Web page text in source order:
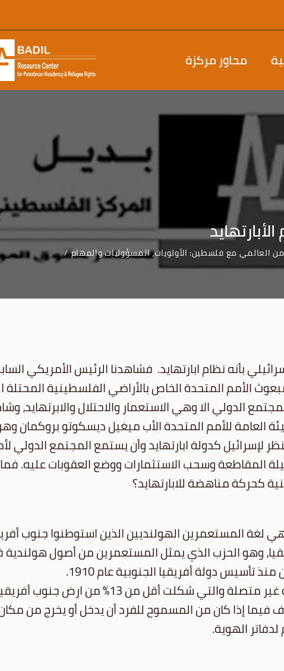
محاور مركزة
بأنه نظام ابارتهايد. فشاهدنا الرئيس الأمريكي
الأمم المتحدة الخاص بالأراضي الفلسطينية
الدولي الا وهي الاستعمار والاحتلال والابرتهايد،
للأمم المتحدة الأب ميغيل ديسكوتو بروكمان
لإسرائيل كدولة ابارتهايد وأن يستمع المجتمع الدولي
المقاطعة وسحب الاستثمارات ووضع العقوبات عليه.
كحركة مناهضة للابارتهايد؟
لغة المستعمرين الهولنديين الذين استوطنوا جنوب
الحزب القومي في انتخابات عام 1948 في جنوب أفريقيا، وهو الحزب الذي يمثل
دولة أفريقيا الجنوبية عام 1910.
بموجب قوانين الابارتهايد، حوصر الشعب الافريقي الأصلي في بقع
فيما إذا كان من المسموح للفرد أن يدخل أو يخرج من
الهوية.